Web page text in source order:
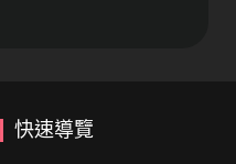
快速導覽